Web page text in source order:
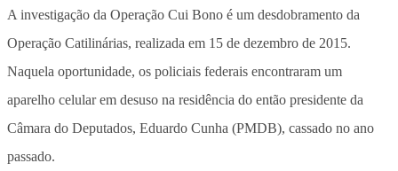
A investigação da Operação Cui Bono é um desdobramento da
Operação Catilinárias, realizada em 15 de dezembro de 2015.
Naquela oportunidade, os policiais federais encontraram um
aparelho celular em desuso na residência do então presidente da
Câmara do Deputados, Eduardo Cunha (PMDB), cassado no ano
passado.